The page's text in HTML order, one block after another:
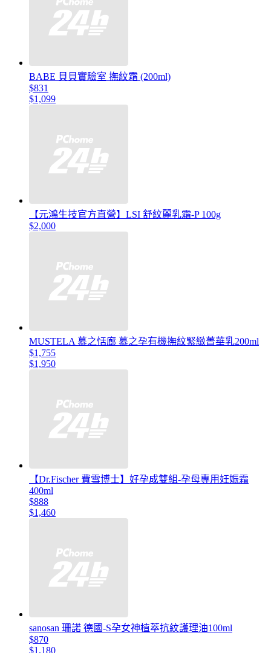
BABE 貝貝實驗室 撫紋霜 (200ml)
$831
$1,099
【元鴻生技官方直營】LSI 舒紋麗乳霜-P 100g
$2,000
MUSTELA 慕之恬廊 慕之孕有機撫紋緊緻菁華乳200ml
$1,755
$1,950
【Dr.Fischer 費雪博士】好孕成雙組-孕母專用妊娠霜
400ml
$888
$1,460
sanosan 珊諾 德國-S孕女神植萃抗紋護理油100ml
$870
$1,180